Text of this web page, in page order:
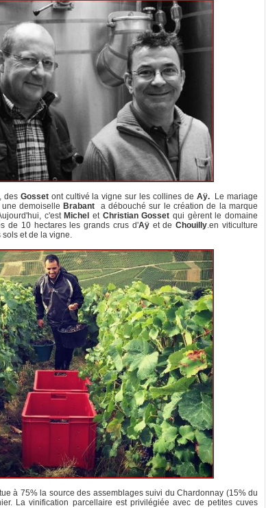
des Gossetont cultivé la vigne sur les collines de Aÿ.Le mariage
une demoiselle Brabant
a débouché sur le création de la marque
c'est Michel et Christian Gossetqui gèrent le domaine
de 10 hectares les grands crus d'Aÿet deChouilly.en viticulture
et de la vigne.
à 75% la source des assemblages suivi du Chardonnay (15% du
La vinification parcellaire est privilégiée avec de petites cuves